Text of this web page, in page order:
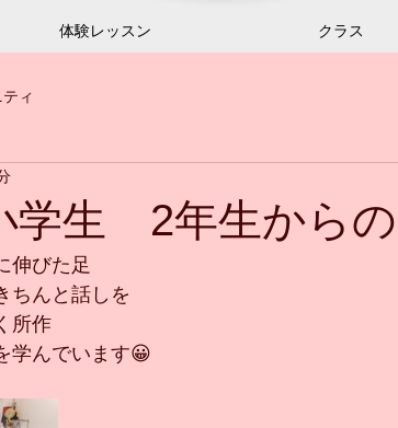
体験レッスン クラス
ィ
学生 2年生から
伸びた足
ちんと話しを
所作
学んでいます😀